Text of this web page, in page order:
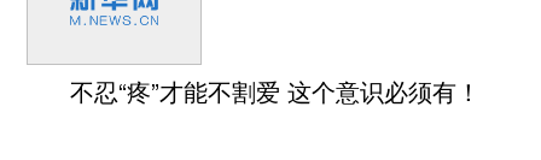
不忍“疼”才能不割爱 这个意识必须有！